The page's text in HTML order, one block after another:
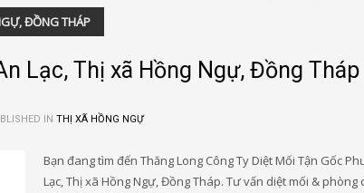
ĐỒNG THÁP
Lạc, Thị xã Hồng Ngự, Đồng Tháp
IN THỊ XÃ HỒNG NGỰ
Bạn đang tìm đến Thăng Long Công Ty Diệt Mối Tận Gốc
Lạc, Thị xã Hồng Ngự, Đồng Tháp. Tư vấn diệt mối & phòng